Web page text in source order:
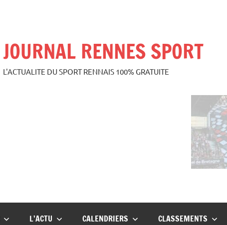
JOURNAL RENNES SPORT
L'ACTUALITE DU SPORT RENNAIS 100% GRATUITE
L’ACTU CALENDRIERS CLASSEMENTS